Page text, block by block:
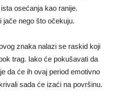
osećanja kao ranije.
jače nego što očekuju.
znaka nalazi se raskid koji
trag. Iako će pokušavati da
da će ih ovaj period emotivno
sada će izaći na površinu.